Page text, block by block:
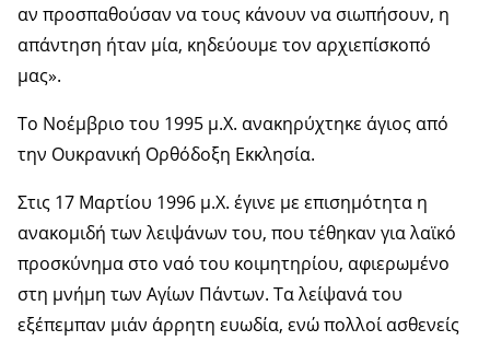
αν προσπαθούσαν να τους κάνουν να σιωπήσουν, η
απάντηση ήταν μία, κηδεύουμε τον αρχιεπίσκοπό
μας».
Το Νοέμβριο του 1995 μ.Χ. ανακηρύχτηκε άγιος από
την Ουκρανική Ορθόδοξη Εκκλησία.
Στις 17 Μαρτίου 1996 μ.Χ. έγινε με επισημότητα η
ανακομιδή των λειψάνων του, που τέθηκαν για λαϊκό
προσκύνημα στο ναό του κοιμητηρίου, αφιερωμένο
στη μνήμη των Αγίων Πάντων. Τα λείψανά του
εξέπεμπαν μιάν άρρητη ευωδία, ενώ πολλοί ασθενείς